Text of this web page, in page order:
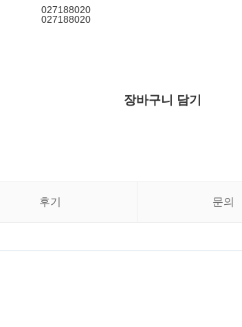
027188020
027188020
장바구니 담기
후기 문의